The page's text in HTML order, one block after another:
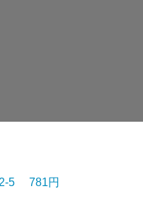
5 781円